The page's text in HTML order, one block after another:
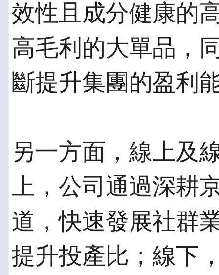
效性且成分健康的
高毛利的大單品，
斷提升集團的盈利
另一方面，線上及
上，公司通過深耕
道，快速發展社群
提升投產比；線下